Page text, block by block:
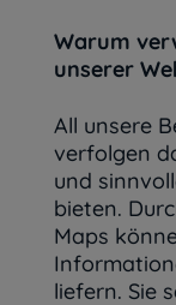
Warum
unserer
All unsere
verfolgen
und
bieten.
Maps
liefern. Sie